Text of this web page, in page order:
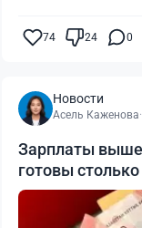
74 24 0
Новости
Асель Каженова·
Зарплаты выше
готовы